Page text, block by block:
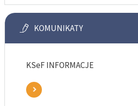
KOMUNIKATY
KSeF INFORMACJE